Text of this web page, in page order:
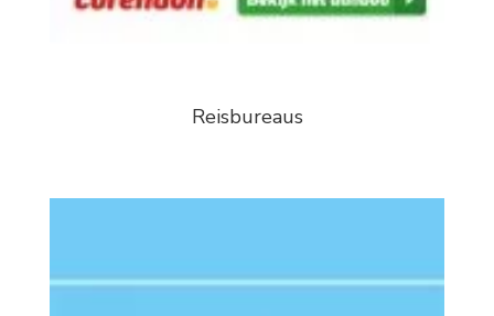
Reisbureaus